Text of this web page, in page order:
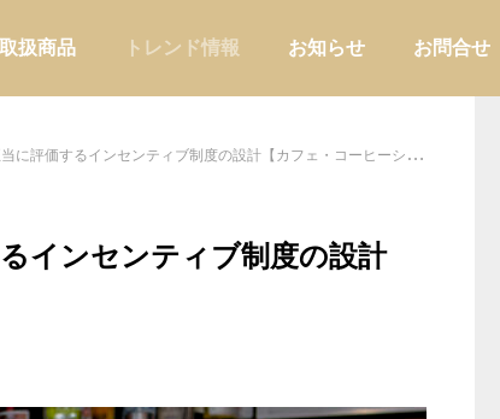
取扱商品 トレンド情報 お知らせ お問合せ
を選ぶ方法
｜EC・小売・メーカー業態別の重みづ
価するインセンティブ制度の設計【カフェ・コーヒーショップ向け】
インセンティブ制度の設計